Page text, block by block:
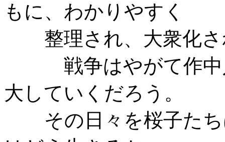
もに、わかりやすく
整理され、大衆化
戦争はやがて作
大していくだろう。
その日々を桜子た